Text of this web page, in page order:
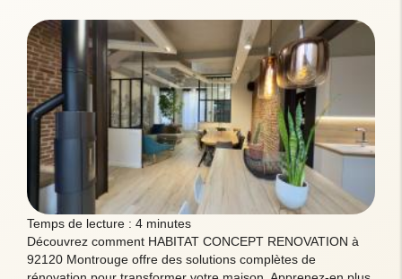
Temps de lecture : 4 minutes
Découvrez comment HABITAT CONCEPT RENOVATION à
92120 Montrouge offre des solutions complètes de